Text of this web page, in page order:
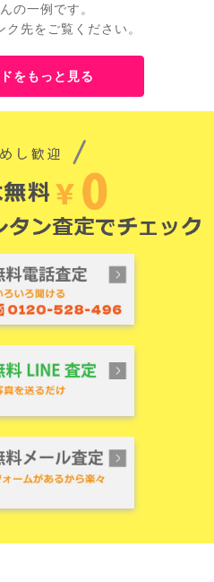
の一例です。
先をご覧ください。
をもっと見る